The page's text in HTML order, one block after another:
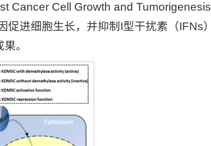
Cancer Cell Growth and
进细胞生长，并抑制I型干扰素（IFNs
。